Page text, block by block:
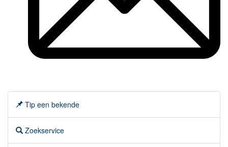
Tip een bekende
Zoekservice